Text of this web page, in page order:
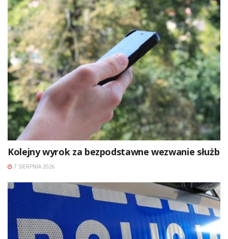
Kolejny wyrok za bezpodstawne wezwanie służb
7 SIERPNIA 2026